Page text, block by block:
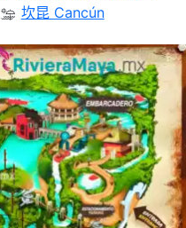
坎昆 Cancún